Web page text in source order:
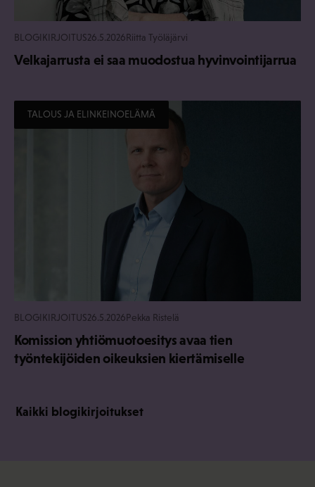
BLOGIKIRJOITUS26.5.2026Riitta Työläjärvi
Velkajarrusta ei saa muodostua hyvinvointijarrua
TALOUS JA ELINKEINOELÄMÄ
BLOGIKIRJOITUS26.5.2026Pekka Ristelä
Komission yhtiömuotoesitys avaa tien
työntekijöiden oikeuksien kiertämiselle
Kaikki blogikirjoitukset